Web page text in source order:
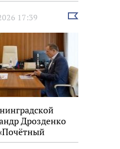
17:39
Выбрать
Дрозденко